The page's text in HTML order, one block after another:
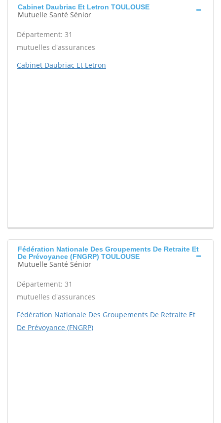
Cabinet Daubriac Et Letron TOULOUSE
Mutuelle Santé Sénior
Département: 31
mutuelles d'assurances
Cabinet Daubriac Et Letron
Fédération Nationale Des Groupements De Retraite Et
De Prévoyance (FNGRP) TOULOUSE
Mutuelle Santé Sénior
Département: 31
mutuelles d'assurances
Fédération Nationale Des Groupements De Retraite Et
De Prévoyance (FNGRP)